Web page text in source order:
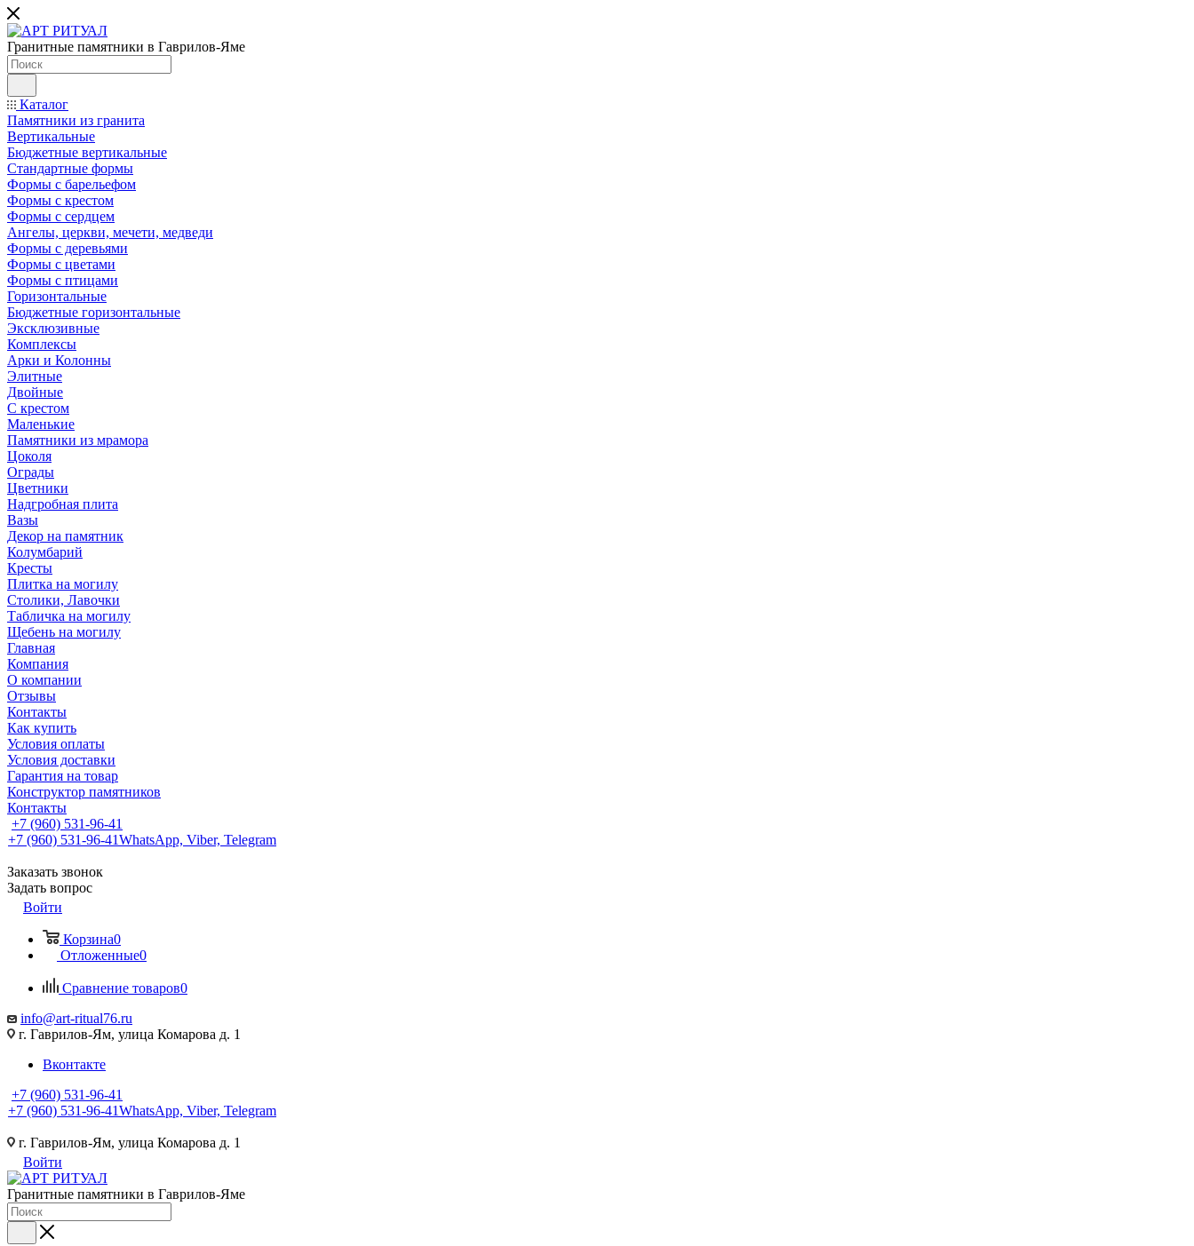
Гранитные памятники в Гаврилов-Яме
Каталог
Памятники из гранита
Вертикальные
Бюджетные вертикальные
Стандартные формы
Формы с барельефом
Формы с крестом
Формы с сердцем
Ангелы, церкви, мечети, медведи
Формы с деревьями
Формы с цветами
Формы с птицами
Горизонтальные
Бюджетные горизонтальные
Эксклюзивные
Комплексы
Арки и Колонны
Элитные
Двойные
С крестом
Маленькие
Памятники из мрамора
Цоколя
Ограды
Цветники
Надгробная плита
Вазы
Декор на памятник
Колумбарий
Кресты
Плитка на могилу
Столики, Лавочки
Табличка на могилу
Щебень на могилу
Главная
Компания
О компании
Отзывы
Контакты
Как купить
Условия оплаты
Условия доставки
Гарантия на товар
Конструктор памятников
Контакты
+7 (960) 531-96-41
+7 (960) 531-96-41WhatsApp, Viber, Telegram
Заказать звонок
Задать вопрос
Войти
Корзина0
Отложенные0
Сравнение товаров0
info@art-ritual76.ru
г. Гаврилов-Ям, улица Комарова д. 1
Вконтакте
+7 (960) 531-96-41
+7 (960) 531-96-41WhatsApp, Viber, Telegram
г. Гаврилов-Ям, улица Комарова д. 1
Войти
Гранитные памятники в Гаврилов-Яме